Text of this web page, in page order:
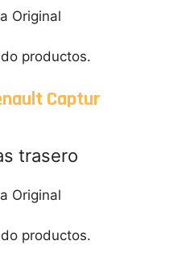
Original
productos.
Captur
trasero
Original
productos.